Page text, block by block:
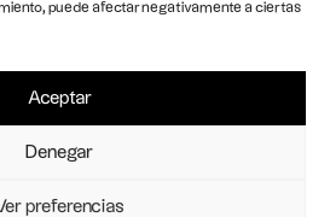
puede afectar negativamente a ciertas
Aceptar
Denegar
preferencias